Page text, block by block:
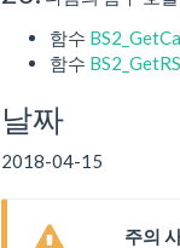
함수
함수
날짜
2018-04-15
주의